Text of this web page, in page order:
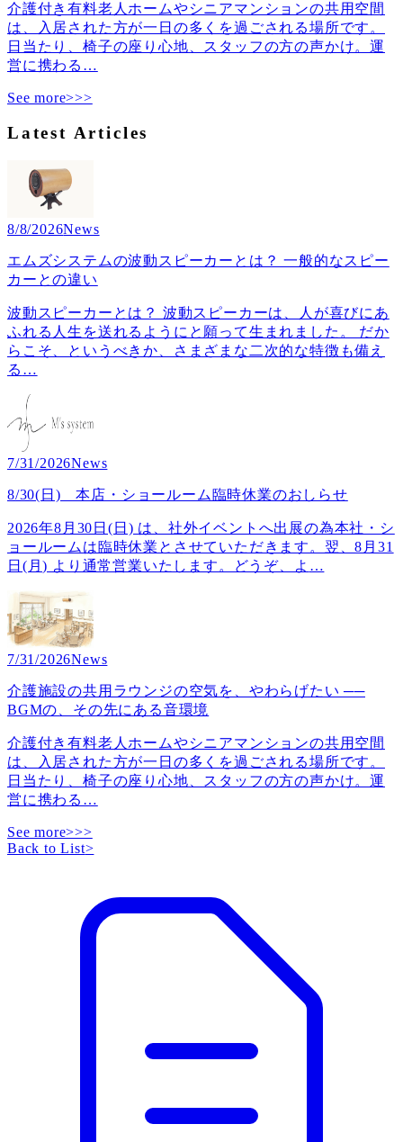
介護付き有料老人ホームやシニアマンションの共用空間
は、入居された方が一日の多くを過ごされる場所です。
日当たり、椅子の座り心地、スタッフの方の声かけ。運
営に携わる …
See more>>>
Latest Articles
8/8/2026News
エムズシステムの波動スピーカーとは？ 一般的なスピー
カーとの違い
波動スピーカーとは？ 波動スピーカーは、人が喜びにあ
ふれる人生を送れるようにと願って生まれました。 だか
らこそ、というべきか、さまざまな二次的な特徴も備え
る …
7/31/2026News
8/30(日) 本店・ショールーム臨時休業のおしらせ
2026年8月30日(日) は、社外イベントへ出展の為本社・シ
ョールームは臨時休業とさせていただきます。翌、8月31
日(月) より通常営業いたします。どうぞ、よ …
7/31/2026News
介護施設の共用ラウンジの空気を、やわらげたい ──
BGMの、その先にある音環境
介護付き有料老人ホームやシニアマンションの共用空間
は、入居された方が一日の多くを過ごされる場所です。
日当たり、椅子の座り心地、スタッフの方の声かけ。運
営に携わる …
See more>>>
Back to List>